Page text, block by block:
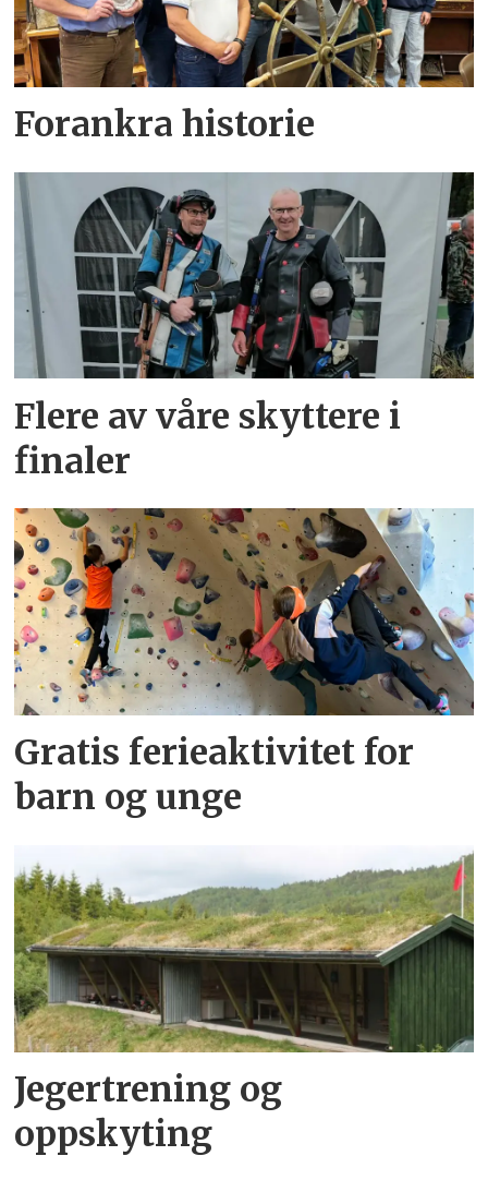
Forankra historie
Flere av våre skyttere i
finaler
Gratis ferieaktivitet for
barn og unge
Jegertrening og
oppskyting